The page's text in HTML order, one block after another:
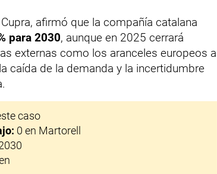
afirmó que la compañía catalana
para 2030, aunque en 2025 cerrará
externas como los aranceles europeos a
caída de la demanda y la incertidumbre
caso
0 en Martorell